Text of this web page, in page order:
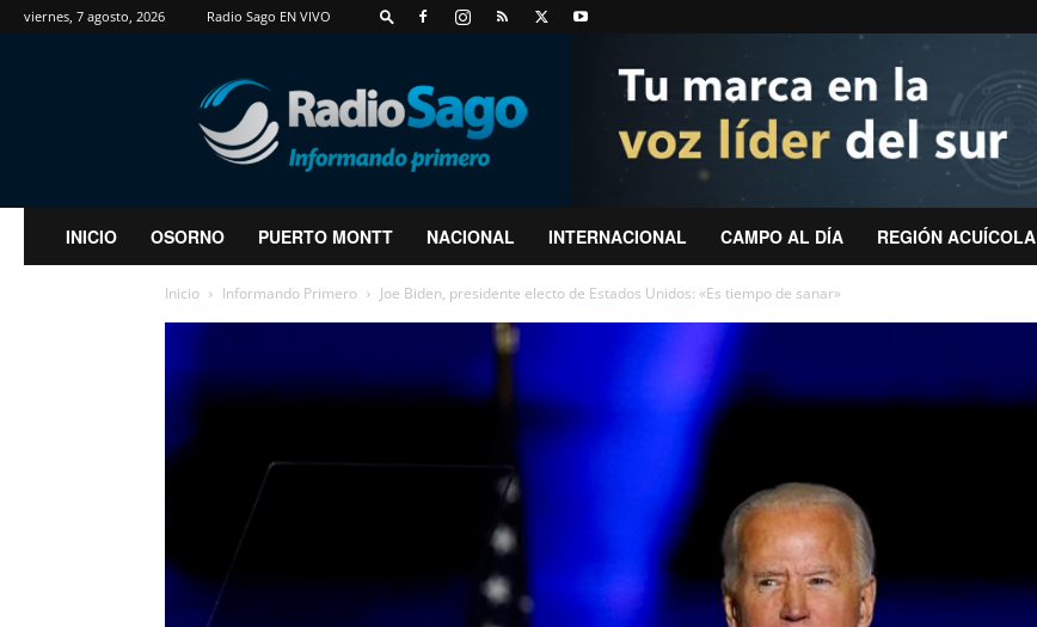
viernes, 7 agosto, 2026 Radio Sago EN VIVO
RadioSago
INICIO OSORNO PUERTO MONTT NACIONAL INTERNACIONAL CAMPO AL DÍA REGIÓN ACUÍCOLA
Inicio Informando Primero Joe Biden, presidente electo de Estados Unidos: «Es tiempo de sanar»